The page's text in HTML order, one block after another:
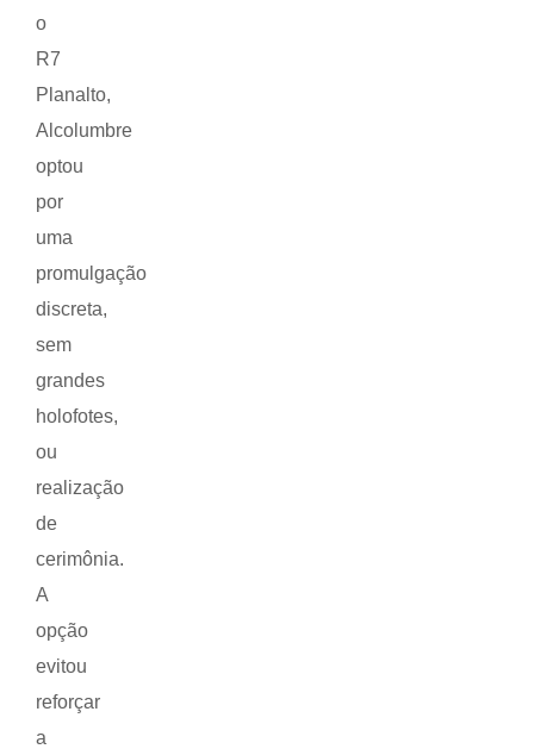
o
R7
Planalto,
Alcolumbre
optou
por
uma
promulgação
discreta,
sem
grandes
holofotes,
ou
realização
de
cerimônia.
A
opção
evitou
reforçar
a